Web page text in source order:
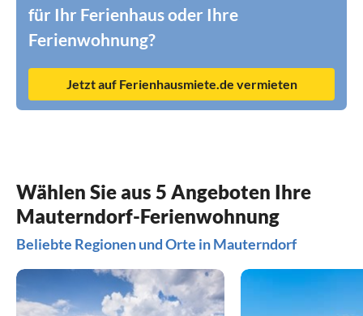
für Ihr Ferienhaus oder Ihre
Ferienwohnung?
Jetzt auf Ferienhausmiete.de vermieten
Wählen Sie aus 5 Angeboten Ihre
Mauterndorf-Ferienwohnung
Beliebte Regionen und Orte in Mauterndorf